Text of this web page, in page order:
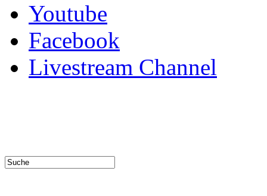
Youtube
Facebook
Livestream Channel